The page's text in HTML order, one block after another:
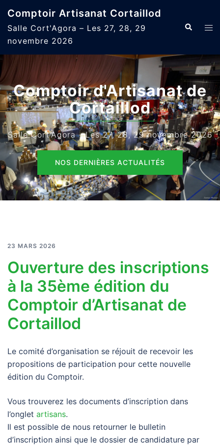
contenu
Comptoir Artisanat Cortaillod
Salle Cort'Agora – Les 27, 28, 29
novembre 2026
Comptoir d'Artisanat de
Cortaillod
Salle Cort'Agora - Les 27, 28, 29 novembre 2026
NOS DERNIÈRES ACTUALITÉS
23 MARS 2026
Ouverture des inscriptions
à la 35ème édition du
Comptoir d’Artisanat de
Cortaillod
Le comité d’organisation se réjouit de recevoir les
propositions de participation pour cette nouvelle
édition du Comptoir.
Vous trouverez les documents d’inscription dans
l’onglet artisans.
Il est possible de nous retourner le bulletin
d’inscription ainsi que le dossier de candidature par